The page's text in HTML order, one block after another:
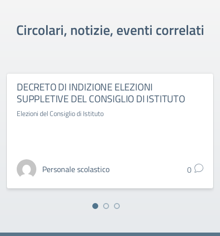
Circolari, notizie, eventi correlati
DECRETO DI INDIZIONE ELEZIONI
SUPPLETIVE DEL CONSIGLIO DI ISTITUTO
Elezioni del Consiglio di Istituto
Personale scolastico 0